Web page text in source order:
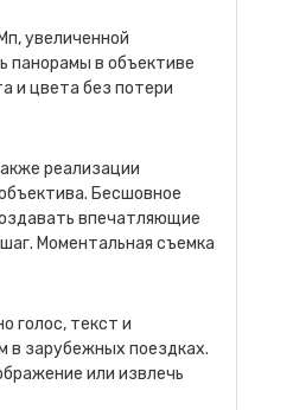
увеличенной
панорамы в объективе
и цвета без потери
реализации
Бесшовное
впечатляющие
Моментальная съемка
голос, текст и
в зарубежных поездках.
или извлечь